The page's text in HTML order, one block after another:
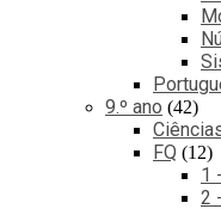
9.º ano 42
FQ 12
1
2